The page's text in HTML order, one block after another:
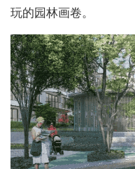
玩的园林画卷。